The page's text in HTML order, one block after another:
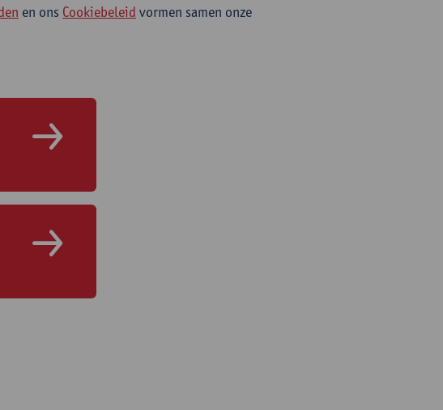
en ons Cookiebeleid vormen samen onze